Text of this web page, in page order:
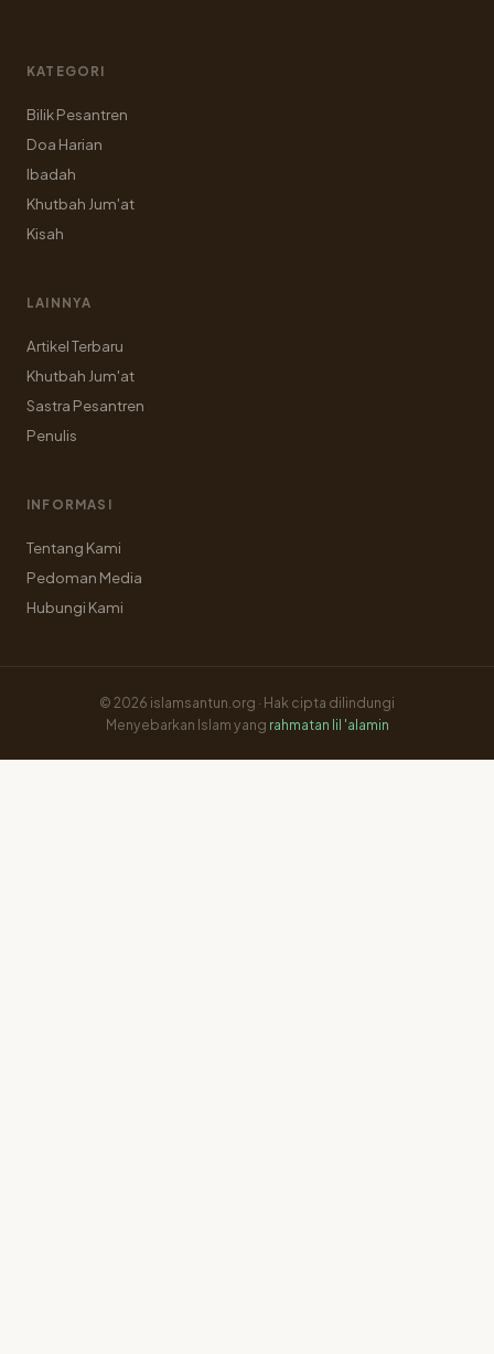
KATEGORI
Bilik Pesantren
Doa Harian
Ibadah
Khutbah Jum'at
Kisah
LAINNYA
Artikel Terbaru
Khutbah Jum'at
Sastra Pesantren
Penulis
INFORMASI
Tentang Kami
Pedoman Media
Hubungi Kami
© 2026 islamsantun.org · Hak cipta dilindungi
Menyebarkan Islam yang rahmatan lil 'alamin